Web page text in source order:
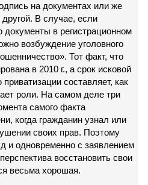
на документах или же
другой. В случае, если
документы в регистрационном
возбуждение уголовного
Тот факт, что
в 2010 г., а срок исковой
составляет, как
роли. На самом деле три
самого факта
когда гражданин узнал или
своих прав. Поэтому
и одновременно с заявлением
восстановить свои
весьма хорошая.